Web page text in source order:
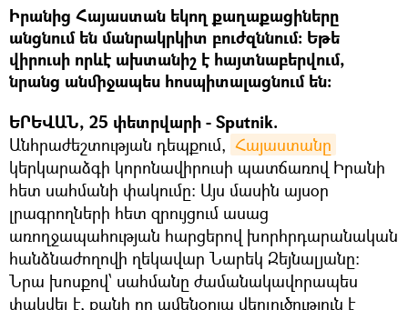
Իրանից Հայաստան եկող քաղաքացիները
անցնում են մանրակրկիտ բուժզննում: Եթե
վիրուսի որևէ ախտանիշ է հայտնաբերվում,
նրանց անմիջապես հոսպիտալացնում են:
ԵՐԵՎԱՆ, 25 փետրվարի - Sputnik.
Անհրաժեշտության դեպքում, Հայաստանը
կերկարաձգի կորոնավիրուսի պատճառով Իրանի
հետ սահմանի փակումը: Այս մասին այսօր
լրագրողների հետ զրույցում ասաց
առողջապահության հարցերով խորհրդարանական
հանձնաժողովի ղեկավար Նարեկ Զեյնալյանը:
Նրա խոսքով՝ սահմանը ժամանակավորապես
փակվել է, քանի որ ամենօրյա վերլուծություն է